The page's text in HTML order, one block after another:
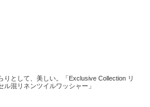
りとして、美しい。「Exclusive Collection リ
ル混リネンツイルワッシャー」